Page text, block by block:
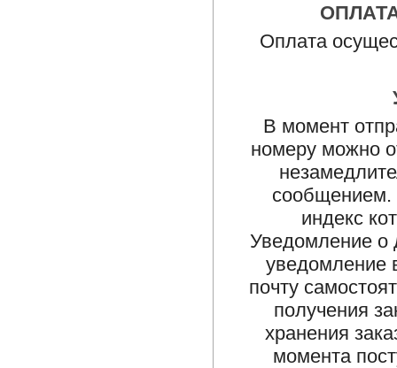
Оплата
В момент
номеру можно
сообщением.
индекс
Уведомление о
уведомление
почту
получения
хранения
момента